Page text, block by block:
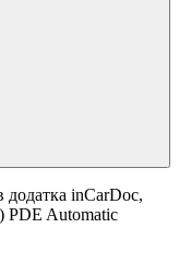
додатка inCarDoc,
PDE Automatic